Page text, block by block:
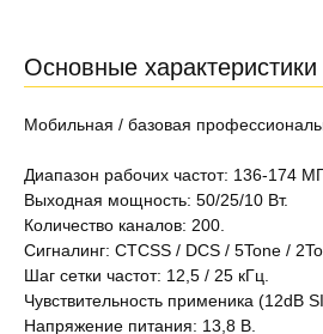
Основные характеристики
Мобильная / базовая
Диапазон рабочих частот: 136-174
Выходная мощность: 50/25/10 Вт.
Количество каналов: 200.
Сигналинг: CTCSS / DCS / 5Tone /
Шаг сетки частот: 12,5 / 25 кГц.
Чувствительность применика (12dB
Напряжение питания: 13,8 В.